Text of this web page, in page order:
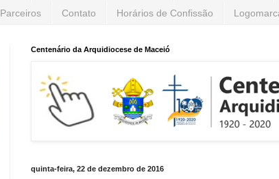
Parceiros Contato Horários de Confissão
Centenário da Arquidiocese de Maceió
quinta-feira, 22 de dezembro de 2016